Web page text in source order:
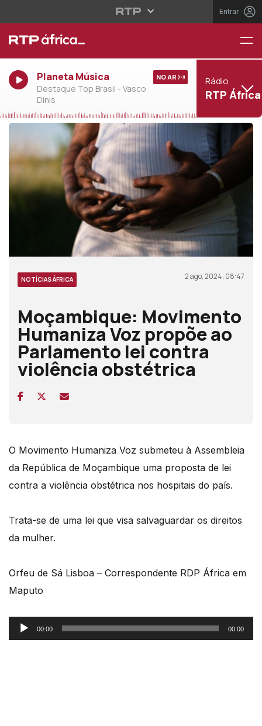
Entrar
Planeta Música
Destaque Top Brasil - Vasco
Dinis
NO AR Rádio
RTP África
NOTÍCIAS ÁFRICA 2 ago, 2024, 08:47
Moçambique: Movimento
Humaniza Voz propõe ao
Parlamento lei contra
violência obstétrica
O Movimento Humaniza Voz submeteu à Assembleia
da República de Moçambique uma proposta de lei
contra a violência obstétrica nos hospitais do país.
Trata-se de uma lei que visa salvaguardar os direitos
da mulher.
Orfeu de Sá Lisboa – Correspondente RDP África em
Maputo
Reprodutor
de
00:00 00:00